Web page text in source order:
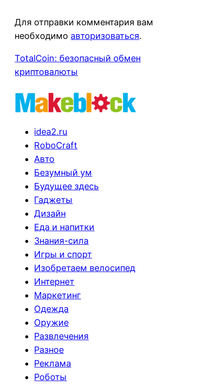
Для отправки комментария вам
необходимо авторизоваться.
TotalCoin: безопасный обмен
криптовалюты
idea2.ru
RoboCraft
Авто
Безумный ум
Будущее здесь
Гаджеты
Дизайн
Еда и напитки
Знания-сила
Игры и спорт
Изобретаем велосипед
Интернет
Маркетинг
Одежда
Оружие
Развлечения
Разное
Реклама
Роботы